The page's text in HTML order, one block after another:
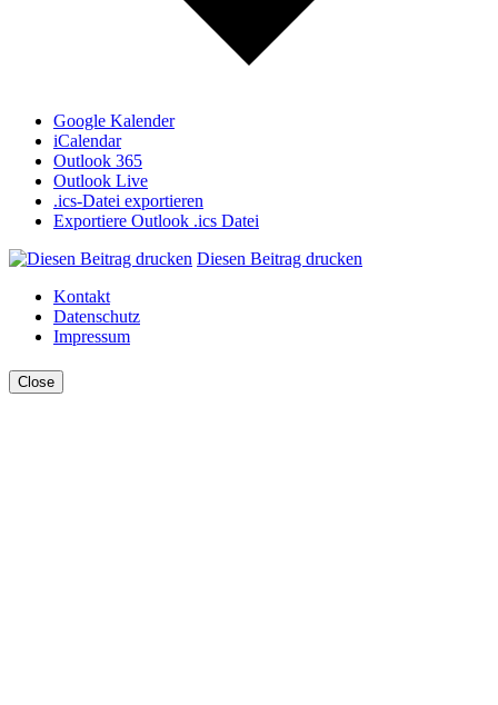
Google Kalender
iCalendar
Outlook 365
Outlook Live
.ics-Datei exportieren
Exportiere Outlook .ics Datei
Diesen Beitrag drucken
Kontakt
Datenschutz
Impressum
Close